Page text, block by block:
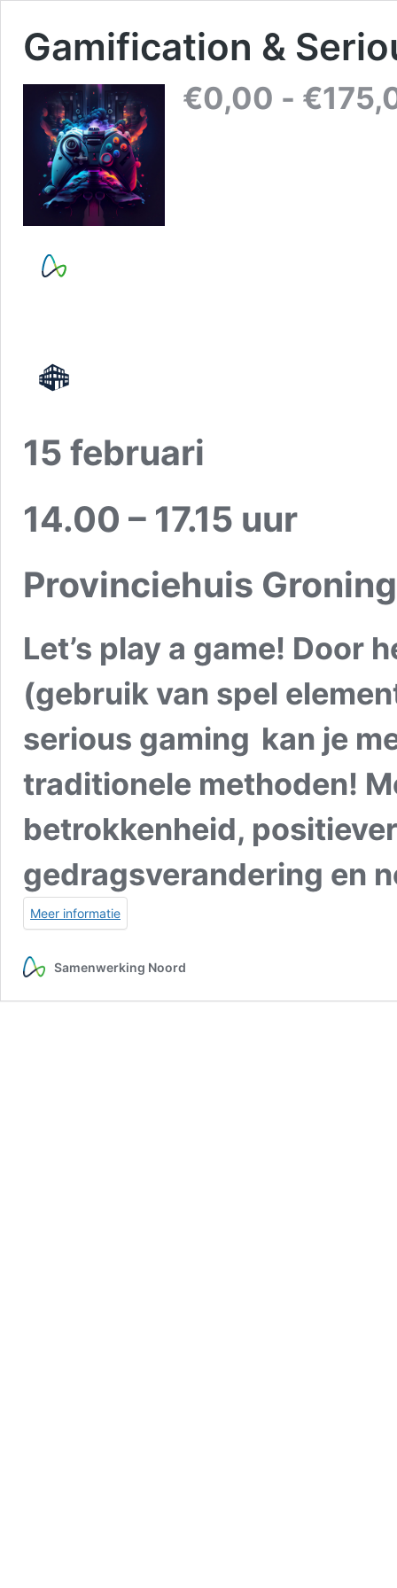
Gamification &
€0,00 - €
15 februari
14.00 – 17.15 uur
Provinciehuis
Let’s play a game! Door
(gebruik van spel
serious gaming kan je
traditionele methoden!
betrokkenheid,
gedragsverandering en
Meer informatie
Samenwerking Noord